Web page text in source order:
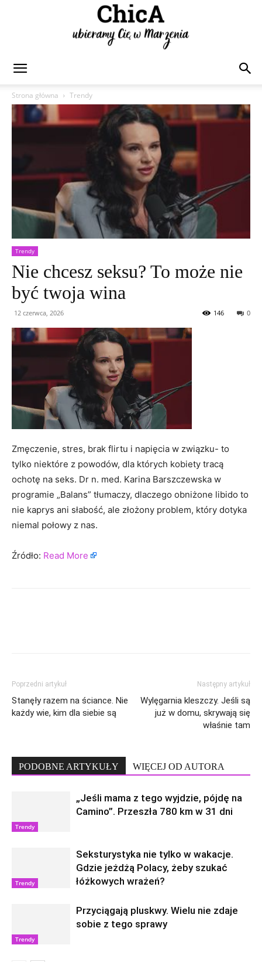
Strona główna
Trendy
Trendy
Nie chcesz seksu? To może nie
być twoja wina
12 czerwca, 2026 0
146
Zmęczenie, stres, brak flirtu i napięcia w związku- to
tylko niektóre z powodów, dla których kobiety tracą
ochotę na seks. Dr n. med. Karina Barszczewska w
programie „Balans” tłumaczy, dlaczego obniżone libido to
nie kaprys ani słabość, ale złożony problem, który dotyka
niemal połowy z nas.
Źródło: Read More
Poprzedni artykuł
Stanęły razem na ściance. Nie
każdy wie, kim dla siebie są
Następny artykuł
Wylęgarnia kleszczy. Jeśli są
już w domu, skrywają się
właśnie tam
PODOBNE ARTYKUŁY WIĘCEJ OD AUTORA
Trendy
„Jeśli mama z tego wyjdzie, pójdę na
Camino”. Przeszła 780 km w 31 dni
Trendy
Seksturystyka nie tylko w wakacje.
Gdzie jeżdżą Polacy, żeby szukać
łóżkowych wrażeń?
Trendy
Przyciągają pluskwy. Wielu nie zdaje
sobie z tego sprawy